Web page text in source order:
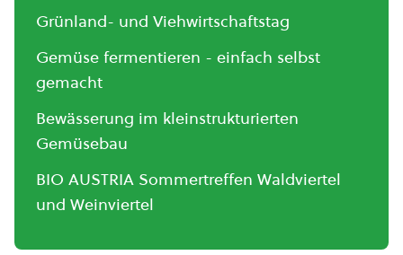
Grünland- und Viehwirtschaftstag
Gemüse fermentieren - einfach selbst
gemacht
Bewässerung im kleinstrukturierten
Gemüsebau
BIO AUSTRIA Sommertreffen Waldviertel
und Weinviertel